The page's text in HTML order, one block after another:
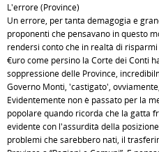
L'errore (Province)
Un errore, per tanta demagogia e
proponenti che pensavano in questo
rendersi conto che in realtà di
€uro come persino la Corte dei Conti
soppressione delle Province,
Governo Monti, 'castigato',
Evidentemente non è passato per la
popolare quando ricorda che la gatta
evidente con l'assurdità della
problemi che sarebbero nati, il